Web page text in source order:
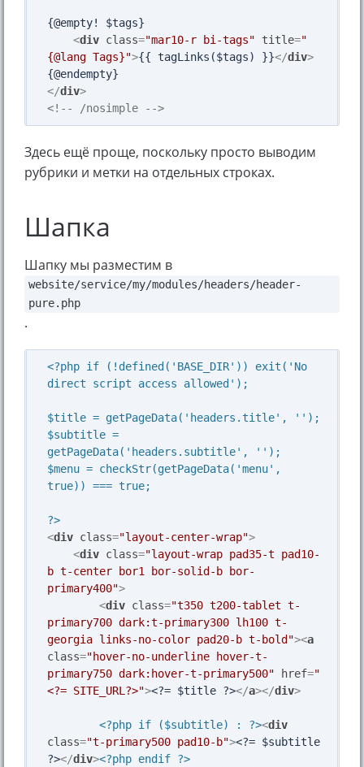
{@empty! $tags}
<div class="mar10-r bi-tags" title="
{@lang Tags}">{{ tagLinks($tags) }}</div>
</div>
<!-- /nosimple -->
Здесь ещё проще, поскольку просто выводим
рубрики и метки на отдельных строках.
Шапка
Шапку мы разместим в
website/service/my/modules/headers/header-
pure.php
.
<?php if (!defined('BASE_DIR')) exit('No
direct script access allowed');
$title = getPageData('headers.title', '');
$subtitle =
getPageData('headers.subtitle', '');
$menu = checkStr(getPageData('menu',
true)) === true;
?>
<div class="layout-center-wrap">
<div class="layout-wrap pad35-t pad10-
b t-center bor1 bor-solid-b bor-
primary400">
<div class="t350 t200-tablet t-
primary700 dark:t-primary300 lh100 t-
georgia links-no-color pad20-b t-bold"><a
class="hover-no-underline hover-t-
primary750 dark:hover-t-primary500"
href="
<?= SITE_URL?>"><?= $title ?></a></div>
<?php if ($subtitle) : ?><div
class="t-primary500 pad10-b"><?= $subtitle
?></div><?php endif ?>